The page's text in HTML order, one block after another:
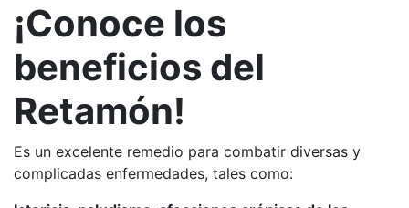
¡Conoce los
beneficios del
Retamón!
Es un excelente remedio para combatir diversas y
complicadas enfermedades, tales como: